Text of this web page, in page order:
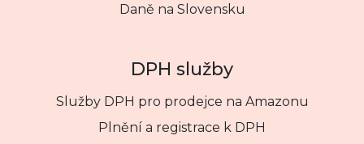
Daně na Slovensku
DPH služby
Služby DPH pro prodejce na Amazonu
Plnění a registrace k DPH